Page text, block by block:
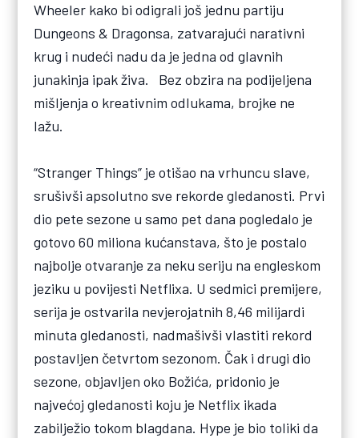
Wheeler kako bi odigrali još jednu partiju
Dungeons & Dragonsa, zatvarajući narativni
krug i nudeći nadu da je jedna od glavnih
junakinja ipak živa. Bez obzira na podijeljena
mišljenja o kreativnim odlukama, brojke ne
lažu.
“Stranger Things” je otišao na vrhuncu slave,
srušivši apsolutno sve rekorde gledanosti. Prvi
dio pete sezone u samo pet dana pogledalo je
gotovo 60 miliona kućanstava, što je postalo
najbolje otvaranje za neku seriju na engleskom
jeziku u povijesti Netflixa. U sedmici premijere,
serija je ostvarila nevjerojatnih 8,46 milijardi
minuta gledanosti, nadmašivši vlastiti rekord
postavljen četvrtom sezonom. Čak i drugi dio
sezone, objavljen oko Božića, pridonio je
najvećoj gledanosti koju je Netflix ikada
zabilježio tokom blagdana. Hype je bio toliki da